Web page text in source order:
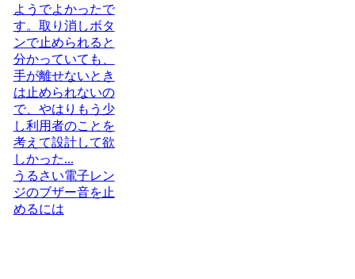
ようでよかったで
す。取り消しボタ
ンで止められると
分かっていても、
手が離せないとき
は止められないの
で、やはりもう少
し利用者のことを
考えて設計して欲
しかった...
うるさい電子レン
ジのブザー音を止
めるには